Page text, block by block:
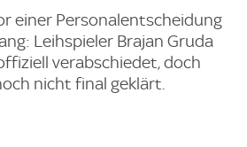
einer Personalentscheidung
Leihspieler Brajan Gruda
verabschiedet, doch
nicht final geklärt.